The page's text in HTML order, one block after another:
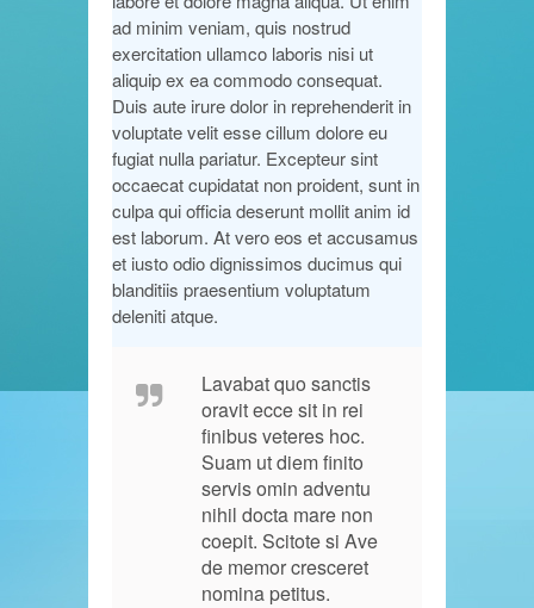
ad minim veniam, quis nostrud
exercitation ullamco laboris nisi ut
aliquip ex ea commodo consequat.
Duis aute irure dolor in reprehenderit in
voluptate velit esse cillum dolore eu
fugiat nulla pariatur. Excepteur sint
occaecat cupidatat non proident, sunt in
culpa qui officia deserunt mollit anim id
est laborum. At vero eos et accusamus
et iusto odio dignissimos ducimus qui
blanditiis praesentium voluptatum
deleniti atque.
Lavabat quo sanctis
oravit ecce sit in rei
finibus veteres hoc.
Suam ut diem finito
servis omin adventu
nihil docta mare non
coepit. Scitote si Ave
de memor cresceret
nomina petitus.